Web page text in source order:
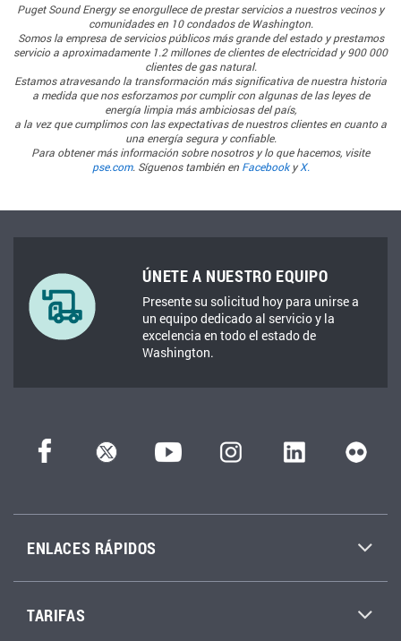
Puget Sound Energyse enorgullece de prestar servicios a nuestros vecinos y
comunidades en 10 condados de Washington.
Somos la empresa de servicios públicos más grande del estado y prestamos
servicio a aproximadamente 1.2 millones de clientes de electricidad y 900 000
clientes de gas natural.
Estamos atravesando la transformación más significativa de nuestra historia
a medida que nos esforzamos por cumplir con algunas de las leyes de
energía limpia más ambiciosas del país,
a la vez que cumplimos con las expectativas de nuestros clientes en cuanto a
una energía segura y confiable.
Para obtener más información sobre nosotros y lo que hacemos, visite
pse.com. Síguenos también en FacebookyX.
ÚNETE A NUESTRO EQUIPO
Presente su solicitud hoy para unirse a
un equipo dedicado al servicio y la
excelencia en todo el estado de
Washington.
ENLACES RÁPIDOS
TARIFAS